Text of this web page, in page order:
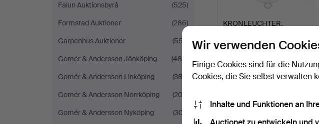
Falun Auktionsbyrå
(525)
Formstad Auktioner
(286)
Garpenhus Auktioner
(557)
Gomér & Andersson Jönköping
(480)
Gomér & Andersson Linköping
(383)
Gomér & Andersson Norrköping
(203)
Gomér & Andersson Nyköping
(307)
KRONLEUCHTER,
vermut…
6 Tage
32 USD
Wir verwenden
Einige Cookies sind für die
Cookies, die Sie selbst verwalten
Inhalte und Funktionen an